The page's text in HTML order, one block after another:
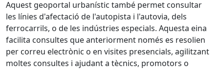
Aquest geoportal urbanístic també permet consultar
les línies d'afectació de l'autopista i l'autovia, dels
ferrocarrils, o de les indústries especials. Aquesta eina
facilita consultes que anteriorment només es resolien
per correu electrònic o en visites presencials, agilitzant
moltes consultes i ajudant a tècnics, promotors o